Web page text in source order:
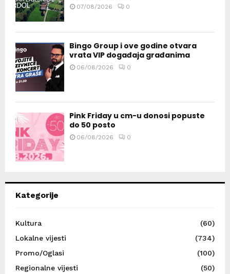
07/08/2026 0
Bingo Group i ove godine otvara
vrata VIP događaja građanima
06/08/2026 0
Pink Friday u cm-u donosi popuste
do 50 posto
06/08/2026 0
Kategorije
Kultura
(60)
Lokalne vijesti
(734)
Promo/Oglasi
(100)
Regionalne vijesti
(50)